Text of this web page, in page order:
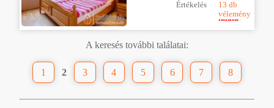
Értékelés
13 db
vélemény
A keresés további találatai:
1 2 3 4 5 6 7 8